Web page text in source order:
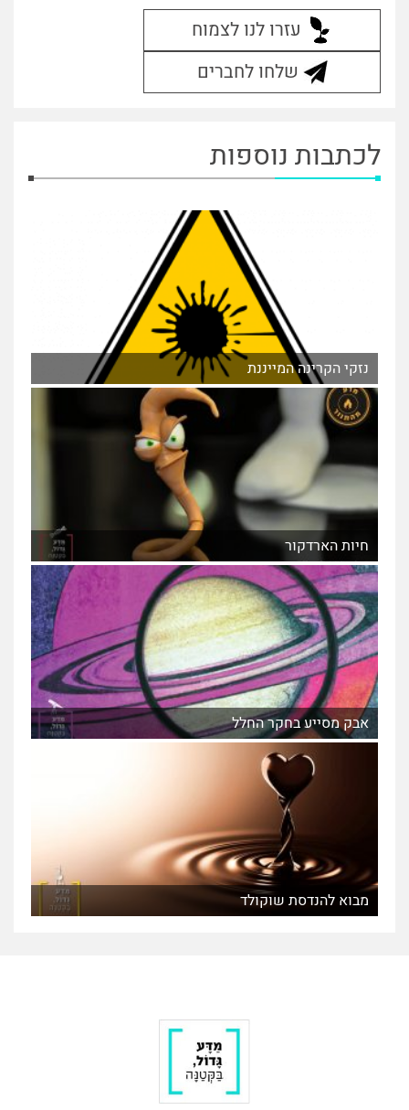
עזרו לנו לצמוח
שלחו לחברים
לכתבות נוספות
נזקי הקרינה המייננת
חיות הארדקור
אבק מסייע בחקר החלל
מבוא להנדסת שוקולד